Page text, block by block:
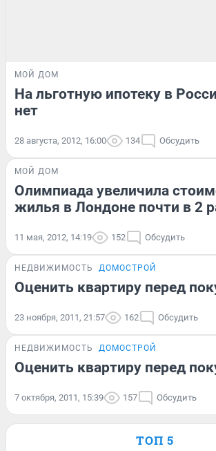
МОЙ ДОМ
На льготную ипотеку в
нет
28 августа, 2012, 16:00 134 Обсудить
МОЙ ДОМ
Олимпиада увеличила
жилья в Лондоне почти в 2
11 мая, 2012, 14:19 152 Обсудить
НЕДВИЖИМОСТЬ ДОМОСТРОЙ
Оценить квартиру перед
23 ноября, 2011, 21:57 162 Обсудить
НЕДВИЖИМОСТЬ ДОМОСТРОЙ
Оценить квартиру перед
7 октября, 2011, 15:39 157 Обсудить
ТОП 5